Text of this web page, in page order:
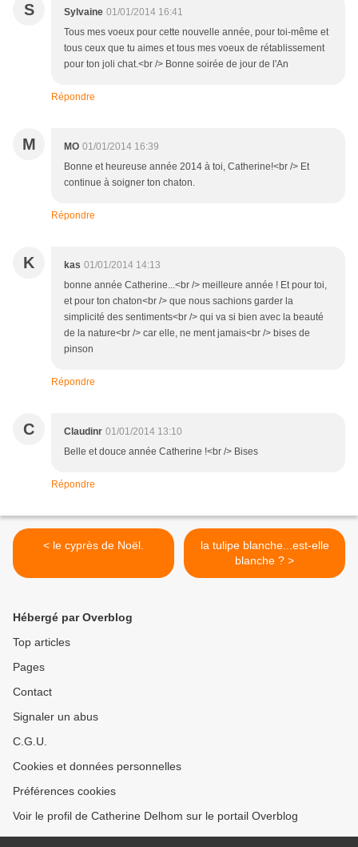
S Sylvaine 01/01/2014 16:41
Tous mes voeux pour cette nouvelle année, pour toi-même et
tous ceux que tu aimes et tous mes voeux de rétablissement
pour ton joli chat.<br /> Bonne soirée de jour de l'An
Répondre
M MO 01/01/2014 16:39
Bonne et heureuse année 2014 à toi, Catherine!<br /> Et
continue à soigner ton chaton.
Répondre
K kas 01/01/2014 14:13
bonne année Catherine...<br /> meilleure année ! Et pour toi,
et pour ton chaton<br /> que nous sachions garder la
simplicité des sentiments<br /> qui va si bien avec la beauté
de la nature<br /> car elle, ne ment jamais<br /> bises de
pinson
Répondre
C Claudinr 01/01/2014 13:10
Belle et douce année Catherine !<br /> Bises
Répondre
< le cyprès de Noël.
la tulipe blanche...est-elle
blanche ? >
Hébergé par Overblog
Top articles
Pages
Contact
Signaler un abus
C.G.U.
Cookies et données personnelles
Préférences cookies
Voir le profil de Catherine Delhom sur le portail Overblog